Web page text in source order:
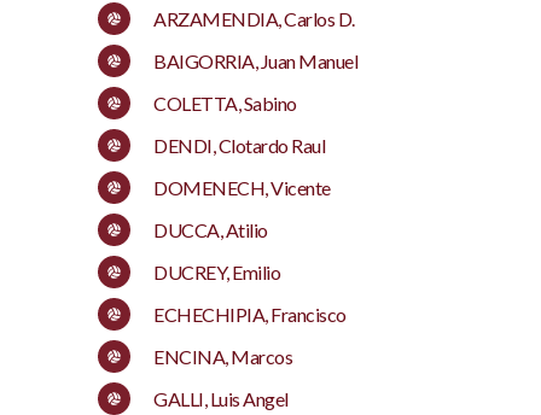
ARZAMENDIA, Carlos D.
BAIGORRIA, Juan Manuel
COLETTA, Sabino
DENDI, Clotardo Raul
DOMENECH, Vicente
DUCCA, Atilio
DUCREY, Emilio
ECHECHIPIA, Francisco
ENCINA, Marcos
GALLI, Luis Angel